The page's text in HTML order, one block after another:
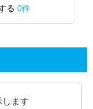
る 0件
ます